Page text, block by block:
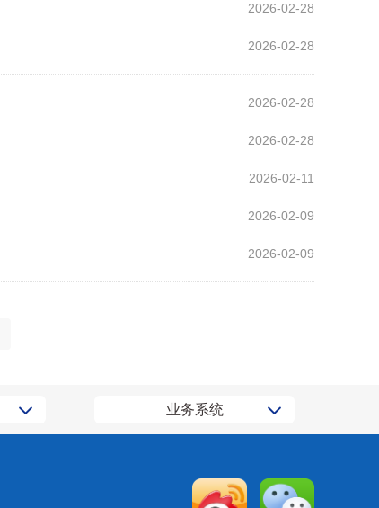
2026-02-28
2026-02-28
2026-02-28
2026-02-28
2026-02-11
2026-02-09
2026-02-09
业务系统